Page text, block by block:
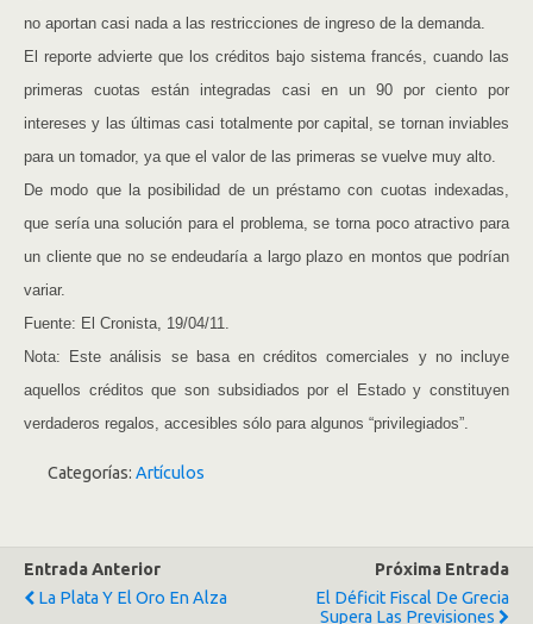
no aportan casi nada a las restricciones de ingreso de la demanda.
El reporte advierte que los créditos bajo sistema francés, cuando las
primeras cuotas están integradas casi en un 90 por ciento por
intereses y las últimas casi totalmente por capital, se tornan inviables
para un tomador, ya que el valor de las primeras se vuelve muy alto.
De modo que la posibilidad de un préstamo con cuotas indexadas,
que sería una solución para el problema, se torna poco atractivo para
un cliente que no se endeudaría a largo plazo en montos que podrían
variar.
Fuente: El Cronista, 19/04/11.
Nota: Este análisis se basa en créditos comerciales y no incluye
aquellos créditos que son subsidiados por el Estado y constituyen
verdaderos regalos, accesibles sólo para algunos “privilegiados”.
Categorías: Artículos
Entrada Anterior
La Plata Y El Oro En Alza
Próxima Entrada
El Déficit Fiscal De Grecia
Supera Las Previsiones